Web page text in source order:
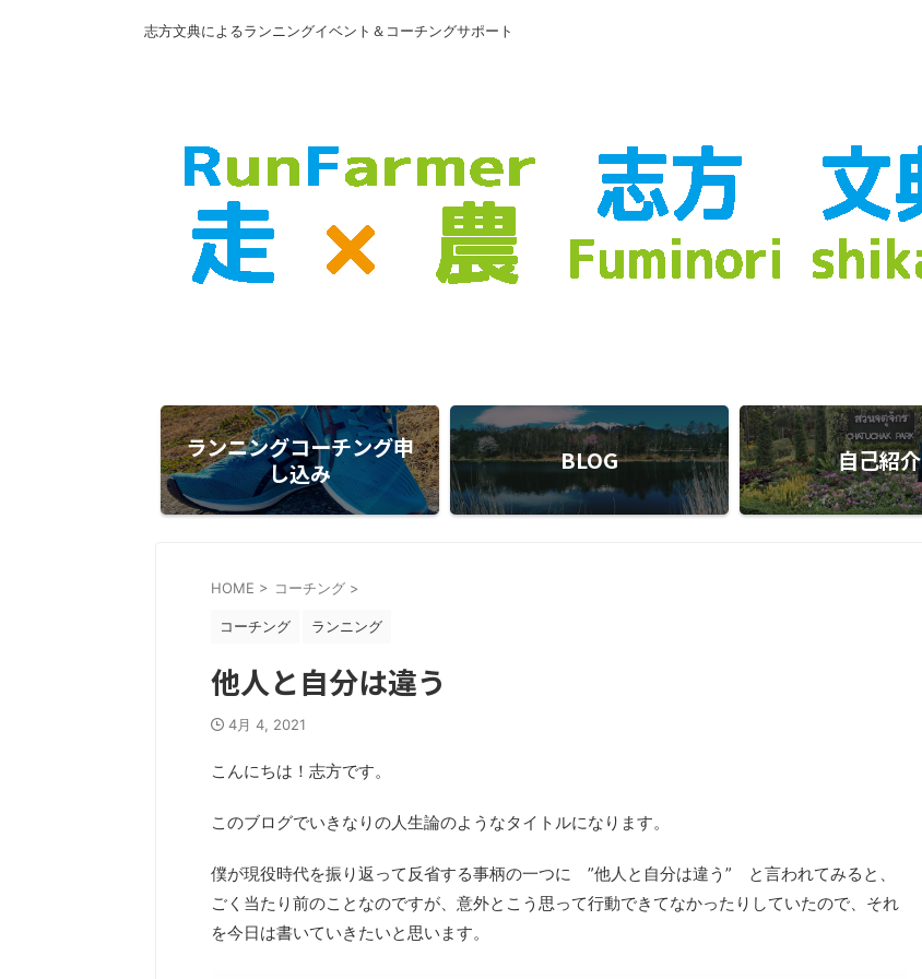
志方文典によるランニングイベント＆コーチングサポート
ランニングコーチング申
し込み
BLOG 自己紹介
HOME > コーチング >
コーチング ランニング
他人と自分は違う
4月 4, 2021
こんにちは！志方です。
このブログでいきなりの人生論のようなタイトルになります。
僕が現役時代を振り返って反省する事柄の一つに ”他人と自分は違う” と言われてみると、
ごく当たり前のことなのですが、意外とこう思って行動できてなかったりしていたので、それ
を今日は書いていきたいと思います。